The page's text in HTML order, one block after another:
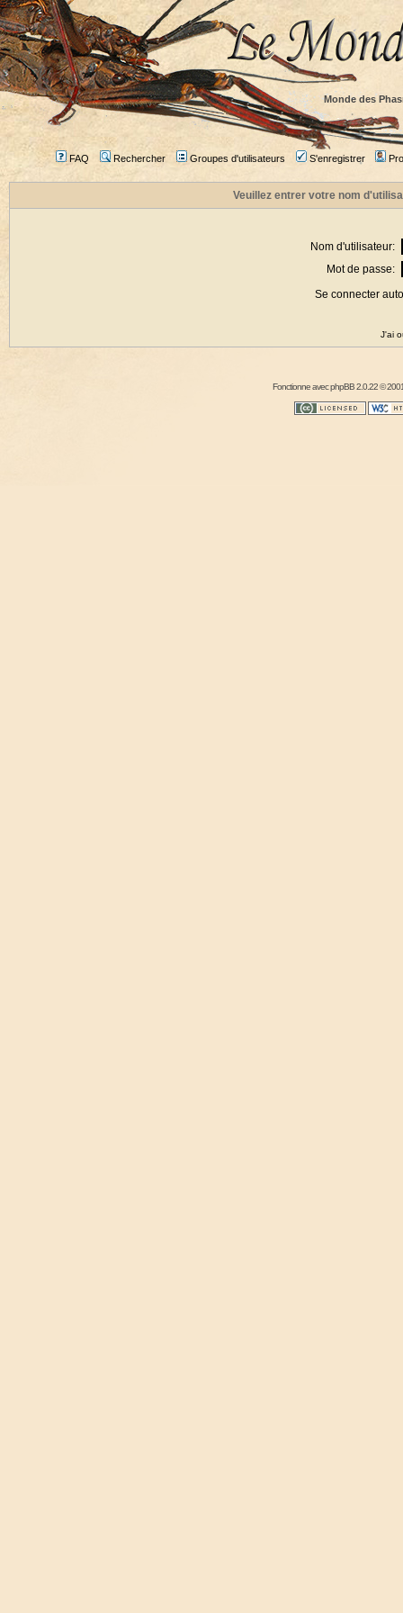
Monde des
FAQ Rechercher Groupes d'utilisateurs S'enregistrer
Veuillez entrer votre nom
Nom d'utilisateur:
Mot de passe:
Se connecter
J'ai
Fonctionne avecphpBB2.0.22 ©